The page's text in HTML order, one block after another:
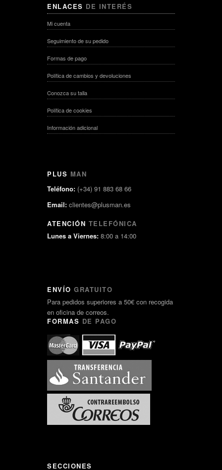
ENLACES DE INTERÉS
Mi cuenta
Seguimiento de su pedido
Formas de pago
Política de cambios y devoluciones
Conozca su talla
Política de cookies
Información adicional
PLUS MAN
Teléfono: (+34) 91 883 68 66
Email: clientes@plusman.es
ATENCIÓN TELEFÓNICA
Lunes a Viernes: 8:00 a 14:00
ENVÍO GRATUITO
Para pedidos superiores a 50€ con recogida
en oficina de correos.
FORMAS DE PAGO
SECCIONES